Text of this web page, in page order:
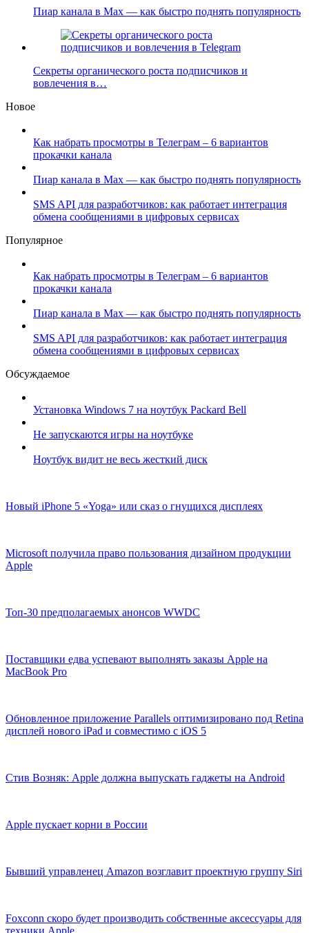
Пиар канала в Max — как быстро поднять популярность
Секреты органического роста подписчиков и
вовлечения в…
Новое
Как набрать просмотры в Телеграм – 6 вариантов
прокачки канала
Пиар канала в Max — как быстро поднять популярность
SMS API для разработчиков: как работает интеграция
обмена сообщениями в цифровых сервисах
Популярное
Как набрать просмотры в Телеграм – 6 вариантов
прокачки канала
Пиар канала в Max — как быстро поднять популярность
SMS API для разработчиков: как работает интеграция
обмена сообщениями в цифровых сервисах
Обсуждаемое
Установка Windows 7 на ноутбук Packard Bell
Не запускаются игры на ноутбуке
Ноутбук видит не весь жесткий диск
Новый iPhone 5 «Yoga» или сказ о гнущихся дисплеях
Microsoft получила право пользования дизайном продукции
Apple
Топ-30 предполагаемых анонсов WWDC
Поставщики едва успевают выполнять заказы Apple на
MacBook Pro
Обновленное приложение Parallels оптимизировано под Retina
дисплей нового iPad и совместимо с iOS 5
Стив Возняк: Apple должна выпускать гаджеты на Android
Apple пускает корни в России
Бывший управленец Amazon возглавит проектную группу Siri
Foxconn скоро будет производить собственные аксессуары для
техники Apple